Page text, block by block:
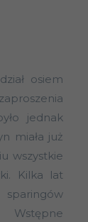
osiem
jednak
miała już
wszystkie
Kilka lat
sparingów